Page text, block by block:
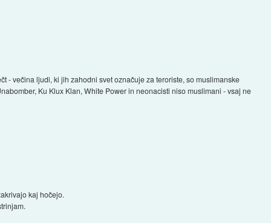
- večina ljudi, ki jih zahodni svet označuje za teroriste, so muslimanske
Ku Klux Klan, White Power in neonacisti niso muslimani - vsaj ne
kaj hočejo.